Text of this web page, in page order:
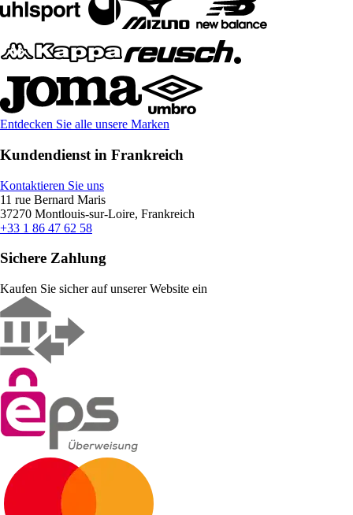
Entdecken Sie alle unsere Marken
Kundendienst in Frankreich
Kontaktieren Sie uns
11 rue Bernard Maris
37270 Montlouis-sur-Loire, Frankreich
+33 1 86 47 62 58
Sichere Zahlung
Kaufen Sie sicher auf unserer Website ein